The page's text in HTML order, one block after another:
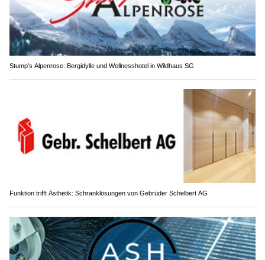
Stump’s Alpenrose: Bergidylle und Wellnesshotel in Wildhaus SG
Funktion trifft Ästhetik: Schranklösungen von Gebrüder Schelbert AG